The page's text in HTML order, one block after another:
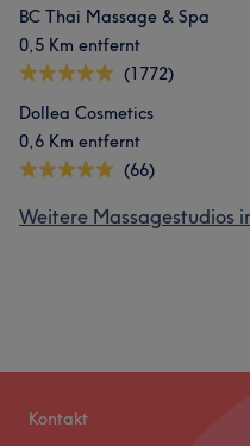
BC Thai Massage & Spa
0,5 Km entfernt
(1772)
Dollea Cosmetics
0,6 Km entfernt
(66)
Weitere Massagestudios
Kontakt